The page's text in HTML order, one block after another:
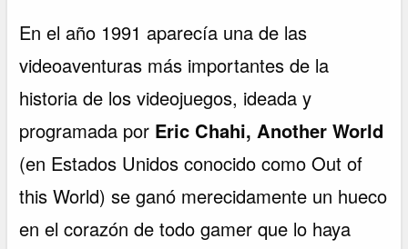
En el año 1991 aparecía una de las
videoaventuras más importantes de la
historia de los videojuegos, ideada y
programada por Eric Chahi, Another World
(en Estados Unidos conocido como Out of
this World) se ganó merecidamente un hueco
en el corazón de todo gamer que lo haya